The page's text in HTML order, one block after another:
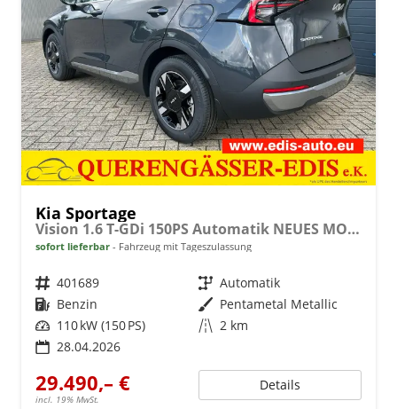
Kia Sportage
Vision 1.6 T-GDi 150PS Automatik NEUES MODELL MY26 FACELIFT Sitzheizung Lenkradheizung Klimaautomatik Navi Bluetooth Touchscreen Apple CarPlay Android Auto PDC v+h 17"LM Rückf.Kamera ACC 2x Keyless
sofort lieferbar Fahrzeug mit Tageszulassung
Fahrzeugnr. 401689 Getriebe Automatik
Kraftstoff Benzin Außenfarbe Pentametal Metallic
Leistung 110 kW (150 PS) Kilometerstand 2 km
28.04.2026
29.490,– €
incl. 19% MwSt.
Details